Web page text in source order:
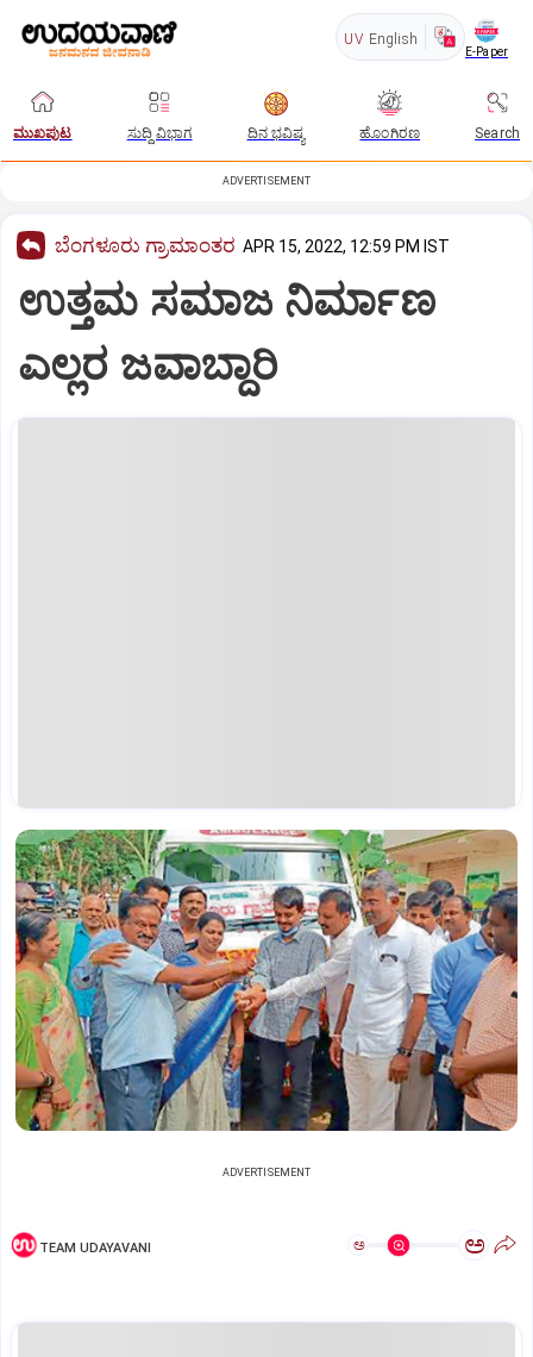
UV English
E-Paper
ಮುಖಪುಟ ಸುದ್ದಿ ವಿಭಾಗ ದಿನ ಭವಿಷ್ಯ ಹೊಂಗಿರಣ Search
ADVERTISEMENT
ಬೆಂಗಳೂರು ಗ್ರಾಮಾಂತರ APR 15, 2022, 12:59 PM IST
ಉತ್ತಮ ಸಮಾಜ ನಿರ್ಮಾಣ
ಎಲ್ಲರ ಜವಾಬ್ದಾರಿ
ADVERTISEMENT
TEAM UDAYAVANI ಅ ಅ